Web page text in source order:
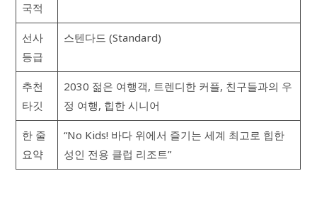
국적
선사
등급
스텐다드 (Standard)
추천
타깃
2030 젊은 여행객, 트렌디한 커플, 친구들과의 우
정 여행, 힙한 시니어
한 줄
요약
“No Kids! 바다 위에서 즐기는 세계 최고로 힙한
성인 전용 클럽 리조트”